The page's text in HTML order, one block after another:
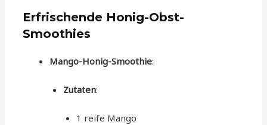
Erfrischende Honig-Obst-
Smoothies
Mango-Honig-Smoothie:
Zutaten:
1 reife Mango